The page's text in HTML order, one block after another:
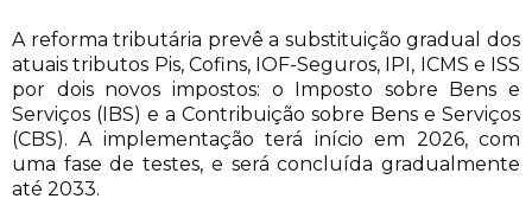
A reforma tributária prevê a substituição gradual dos
atuais tributos Pis, Cofins, IOF-Seguros, IPI, ICMS e ISS
por dois novos impostos: o Imposto sobre Bens e
Serviços (IBS) e a Contribuição sobre Bens e Serviços
(CBS). A implementação terá início em 2026, com
uma fase de testes, e será concluída gradualmente
até 2033.